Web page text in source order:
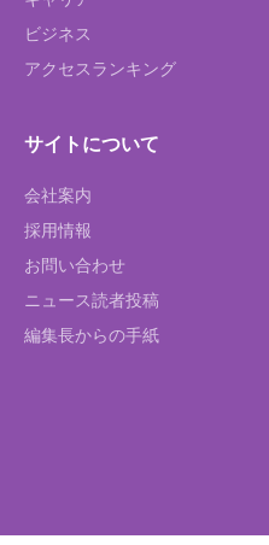
ビジネス
アクセスランキング
サイトについて
会社案内
採用情報
お問い合わせ
ニュース読者投稿
編集長からの手紙